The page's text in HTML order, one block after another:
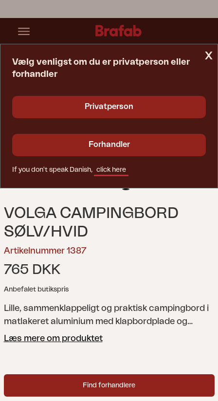
VOLGA CAMPINGBORD
SØLV/HVID
Artikelnummer 1387
765 DKK
Anbefalet butikspris
Lille, sammenklappeligt og praktisk campingbord i
matlakeret aluminium med klapbordplade og
slidstærk, ridsefast overflade. Bordet har ben, der
Læs mere om produktet
Find forhandlere
x
Vælg venligst om du er privatperson eller
forhandler
Privatperson
Forhandler
If you don't speak Danish, click here